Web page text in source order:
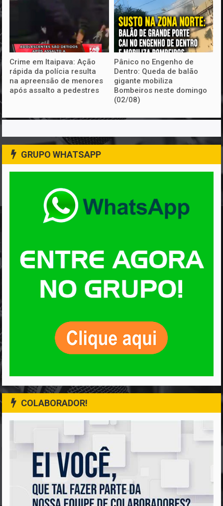
Crime em Itaipava: Ação
rápida da polícia resulta
na apreensão de menores
após assalto a pedestres
Pânico no Engenho de
Dentro: Queda de balão
gigante mobiliza
Bombeiros neste domingo
(02/08)
GRUPO WHATSAPP
COLABORADOR!